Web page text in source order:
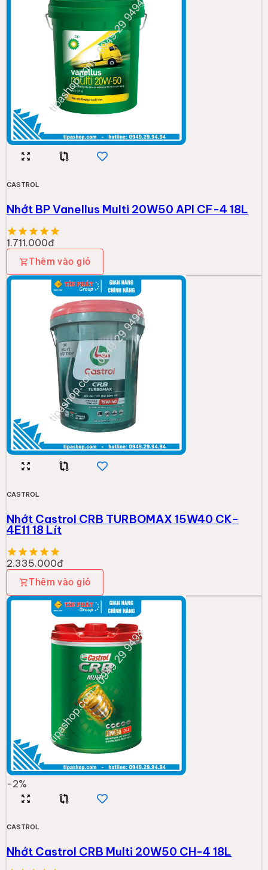
CASTROL
Nhớt BP Vanellus Multi 20W50 API CF-4 18L
1.711.000đ
Thêm vào giỏ
CASTROL
Nhớt Castrol CRB TURBOMAX 15W40 CK-
4E11 18 Lít
2.335.000đ
Thêm vào giỏ
-2%
CASTROL
Nhớt Castrol CRB Multi 20W50 CH-4 18L